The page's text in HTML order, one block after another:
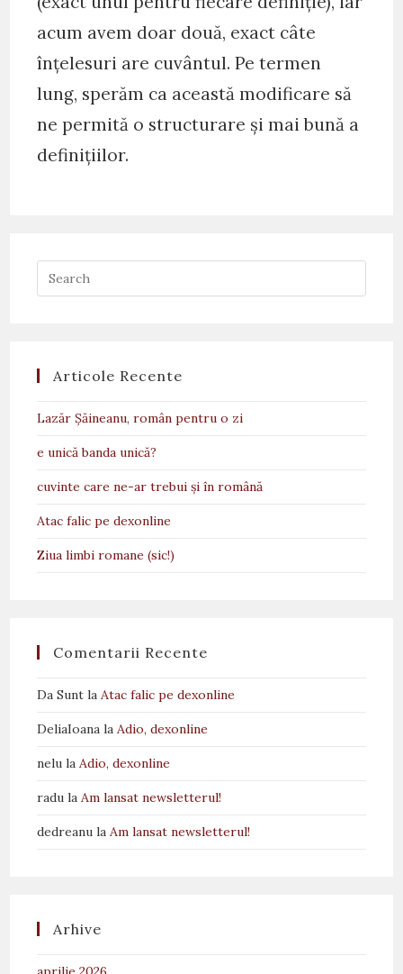
acum avem doar două, exact câte
înţelesuri are cuvântul. Pe termen
lung, sperăm ca această modificare să
ne permită o structurare şi mai bună a
definiţiilor.
Articole Recente
Lazăr Șăineanu, român pentru o zi
e unică banda unică?
cuvinte care ne-ar trebui și în română
Atac falic pe dexonline
Ziua limbi romane (sic!)
Comentarii Recente
Da Sunt laAtac falic pe dexonline
DeliaIoana laAdio, dexonline
nelu laAdio, dexonline
radu laAm lansat newsletterul!
dedreanu laAm lansat newsletterul!
Arhive